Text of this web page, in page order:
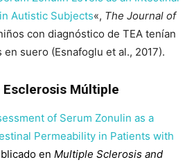
Autistic Subjects«, The Journal of
con diagnóstico de TEA tenían
suero (Esnafoglu et al., 2017).
Esclerosis Múltiple
of Serum Zonulin as a
Permeability in Patients with
en Multiple Sclerosis and